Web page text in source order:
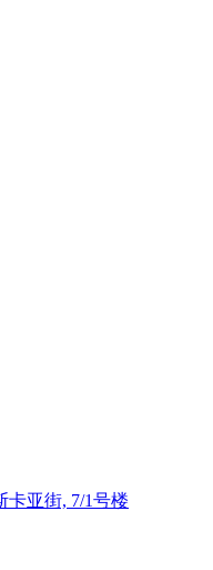
卡亚街, 7/1号楼